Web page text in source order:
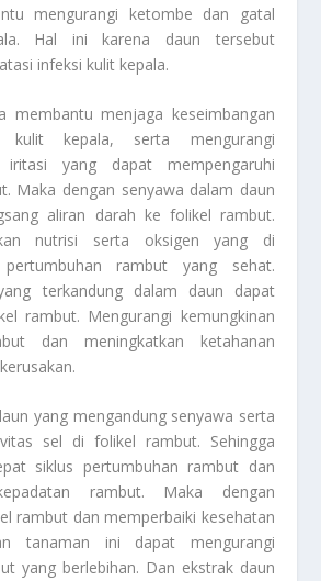
mengurangi ketombe dan gatal
Hal ini karena daun tersebut
infeksi kulit kepala.
membantu menjaga keseimbangan
kulit kepala, serta mengurangi
iritasi yang dapat mempengaruhi
Maka dengan senyawa dalam daun
aliran darah ke folikel rambut.
nutrisi serta oksigen yang di
rambut yang sehat.
terkandung dalam daun dapat
rambut. Mengurangi kemungkinan
dan meningkatkan ketahanan
yang mengandung senyawa serta
sel di folikel rambut. Sehingga
siklus pertumbuhan rambut dan
rambut. Maka dengan
rambut dan memperbaiki kesehatan
tanaman ini dapat mengurangi
yang berlebihan. Dan ekstrak daun